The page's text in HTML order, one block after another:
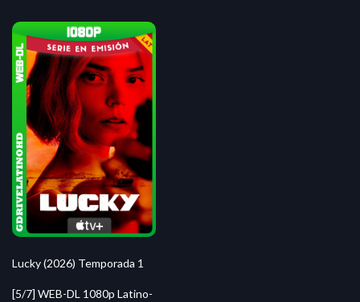
Lucky (2026) Temporada 1
[5/7] WEB-DL 1080p Latino-